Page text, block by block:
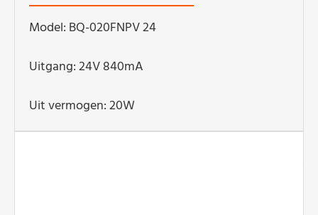
Model: BQ-020FNPV 24
Uitgang: 24V 840mA
Uit vermogen: 20W